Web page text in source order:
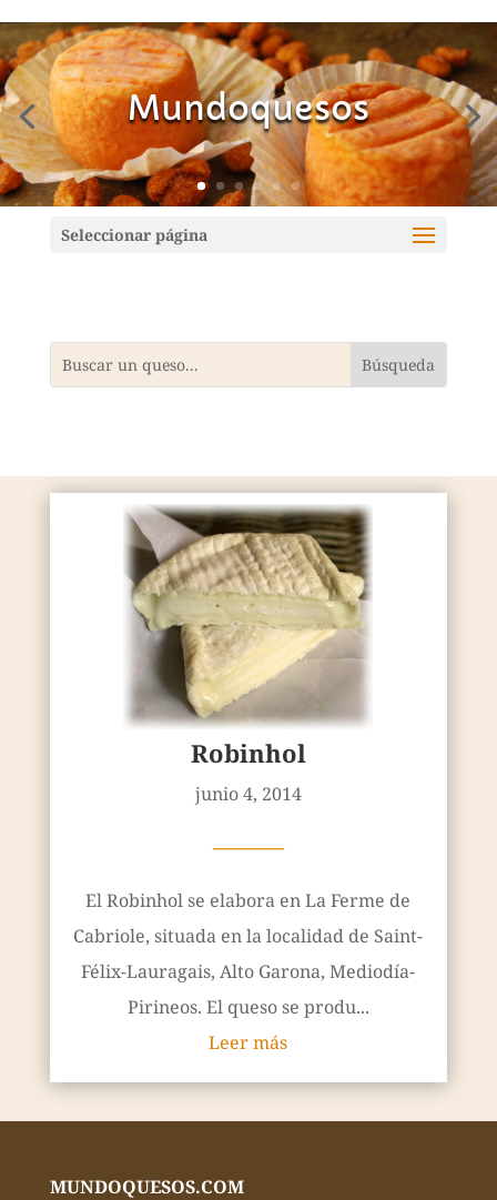
Mundoquesos
Seleccionar página
Robinhol
junio 4, 2014
————
El Robinhol se elabora en La Ferme de
Cabriole, situada en la localidad de Saint-
Félix-Lauragais, Alto Garona, Mediodía-
Pirineos. El queso se produ...
Leer más
MUNDOQUESOS.COM